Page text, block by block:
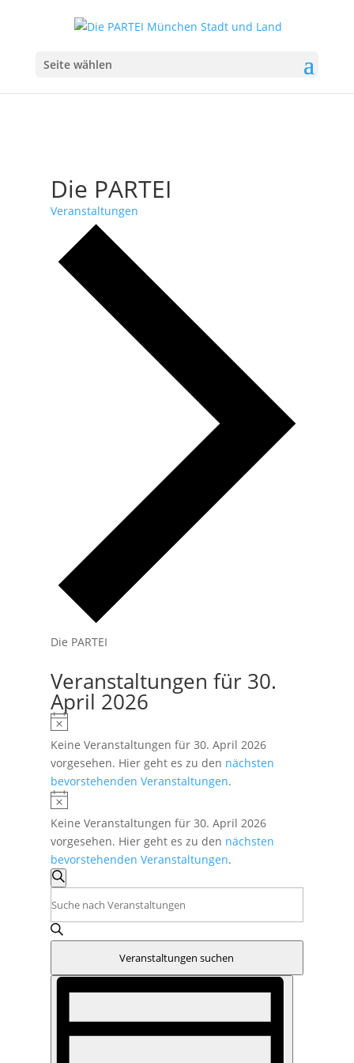
Seite wählen
Die PARTEI
Veranstaltungen
Die PARTEI
Veranstaltungen für 30.
April 2026
Keine Veranstaltungen für 30. April 2026
vorgesehen. Hier geht es zu den nächsten
bevorstehenden Veranstaltungen.
Keine Veranstaltungen für 30. April 2026
vorgesehen. Hier geht es zu den nächsten
bevorstehenden Veranstaltungen.
Veranstaltungen
Suche
und
Ansichten,
Navigation
Suche
eingeben.
Veranstaltungen suchen
Veranstaltung
Ansichten-
Navigation